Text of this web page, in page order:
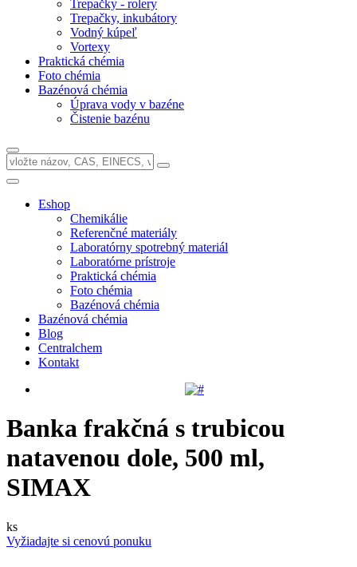
Trepačky - rolery
Trepačky, inkubátory
Vodný kúpeľ
Vortexy
Praktická chémia
Foto chémia
Bazénová chémia
Úprava vody v bazéne
Čistenie bazénu
Eshop
Chemikálie
Referenčné materiály
Laboratórny spotrebný materiál
Laboratórne prístroje
Praktická chémia
Foto chémia
Bazénová chémia
Bazénová chémia
Blog
Centralchem
Kontakt
Banka frakčná s trubicou
natavenou dole, 500 ml,
SIMAX
ks
Vyžiadajte si cenovú ponuku